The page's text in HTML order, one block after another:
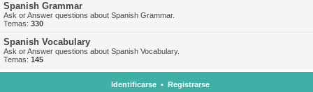
Spanish Grammar
Ask or Answer questions about Spanish Grammar.
Temas: 330
Spanish Vocabulary
Ask or Answer questions about Spanish Vocabulary.
Temas: 145
Identificarse• Registrarse